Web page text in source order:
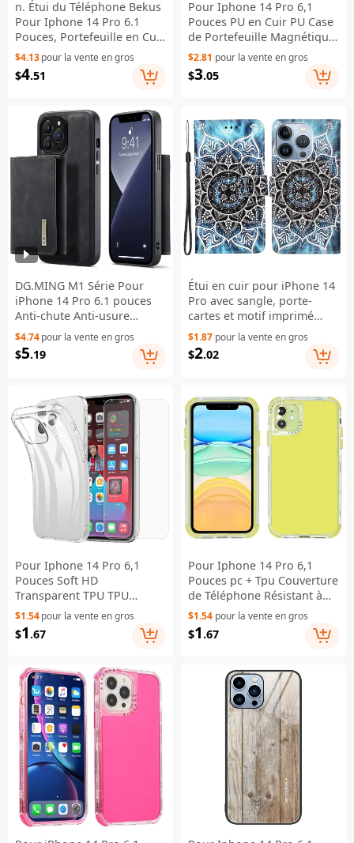
n. Étui du Téléphone Bekus
Pour Iphone 14 Pro 6.1
Pouces, Portefeuille en Cuir
up en Cuir en Cuir en Cuir
en Cuir en Cuir en Cuir en
Revue - Rouge
$4.13pour la vente en gros
$4.51
Pour Iphone 14 Pro 6,1
Pouces PU en Cuir PU Case
de Portefeuille Magnétique
Auto-absorbé la Coque de
Téléphone Mobile de
Protection Mobile Avec
$2.81 pour la vente en gros
$3.05
DG.MING M1 Série Pour
iPhone 14 Pro 6.1 pouces
Anti-chute Anti-usure
Détachable Magnétique 2-
en-1 Portefeuille Étui de
Téléphone PC+TPU+PU Cuir
$4.74pour la vente en gros
$5.19
Étui en cuir pour iPhone 14
Pro avec sangle, porte-
cartes et motif imprimé
avec support téléphone -
Fleur mandala
$1.87 pour la vente en gros
$2.02
Pour Iphone 14 Pro 6,1
Pouces Soft HD
Transparent TPU TPU
Portable Couverture de
Téléphone Avec un Film
D'écran en Verre Trempé à
$1.54pour la vente en gros
$1 .67
Pour Iphone 14 Pro 6,1
Pouces pc + Tpu Couverture
de Téléphone Résistant à
L'impact de Protection
Détachable Impact - Jaune
$1.54 pour la vente en gros
$1 .67